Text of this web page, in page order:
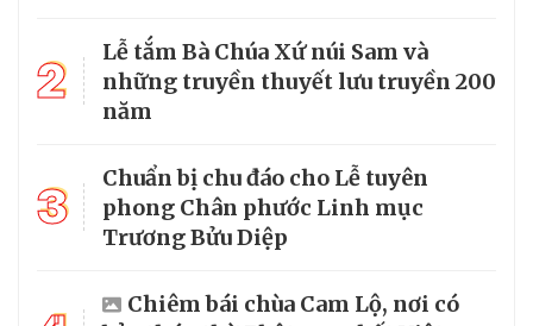
2
Lễ tắm Bà Chúa Xứ núi Sam và
những truyền thuyết lưu truyền 200
năm
3
Chuẩn bị chu đáo cho Lễ tuyên
phong Chân phước Linh mục
Trương Bửu Diệp
Chiêm bái chùa Cam Lộ, nơi có